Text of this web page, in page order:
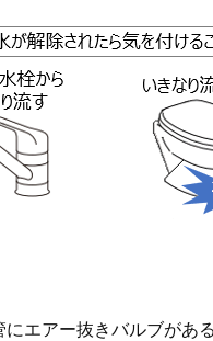
にエアー抜きバルブがあ